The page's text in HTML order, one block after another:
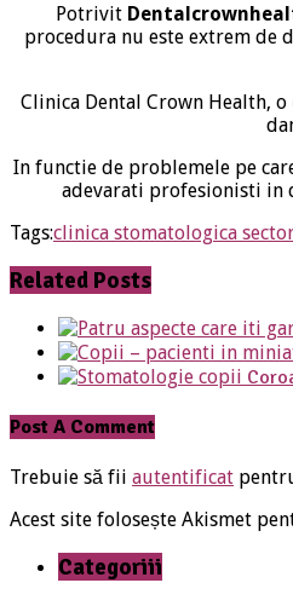
Potrivit
procedura nu este extrem de
Clinica Dental Crown Health, o
In functie de problemele pe
adevarati profesionisti in
Tags:clinica stomatologica
Related Posts
Post A Comment
Trebuie să fii autentificat
Acest site folosește Akismet
Categoriii